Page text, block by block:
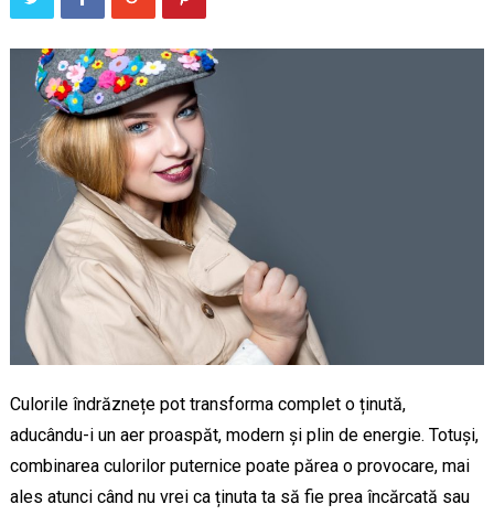
Culorile îndrăznețe pot transforma complet o ținută,
aducându-i un aer proaspăt, modern și plin de energie. Totuși,
combinarea culorilor puternice poate părea o provocare, mai
ales atunci când nu vrei ca ținuta ta să fie prea încărcată sau